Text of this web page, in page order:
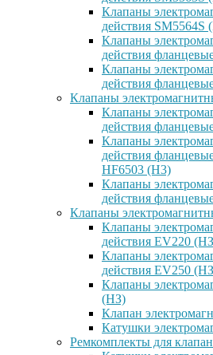
Клапаны
действия
Клапаны
действия
Клапаны
действия
Клапаны
Клапаны
действия
Клапаны
действия
HF6503 (Н3)
Клапаны
действия
Клапаны
Клапаны
действия EV220
Клапаны
действия EV250
Клапаны
(НЗ)
Клапан
Катушки
Ремкомплекты для